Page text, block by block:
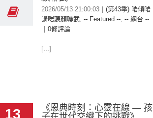
2026/05/13 21:00:03
(第43季) 啱傾啱
講啱聽顏聯武, -- Featured --, -- 網台 --
0條評論
[...]
13
《恩典時刻：心靈在線 — 孩